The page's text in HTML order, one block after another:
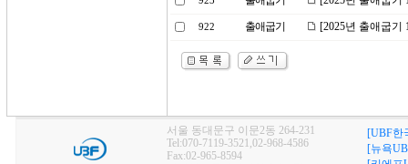
922 출애굽기 [2025년 출애굽기
서울 동대문구 이문2동 264-231
Tel:070-7119-3521,02-968-4586
Fax:02-965-8594
[UBF한
[뉴욕